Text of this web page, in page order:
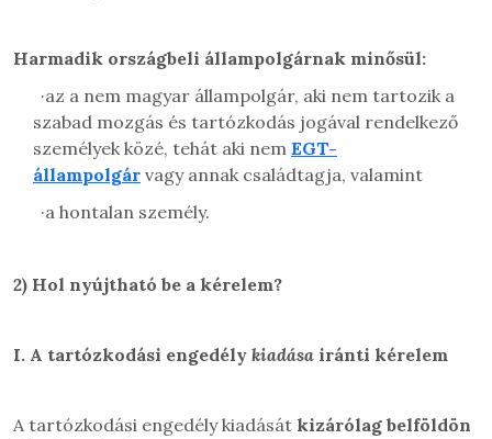
Harmadik országbeli állampolgárnak minősül:
·az a nem magyar állampolgár, aki nem tartozik a
szabad mozgás és tartózkodás jogával rendelkező
személyek közé, tehát aki nem EGT-
állampolgár vagy annak családtagja, valamint
·a hontalan személy.
2) Hol nyújtható be a kérelem?
I. A tartózkodási engedély kiadása iránti kérelem
A tartózkodási engedély kiadását kizárólag belföldön